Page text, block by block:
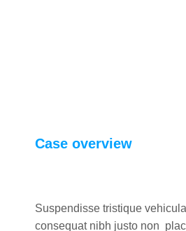
Case overview
Suspendisse tristique
consequat nibh justo non